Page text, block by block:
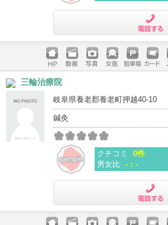
ホームペ
ージ
動画 写真 女医 駐車場
クレジッ
三輪治療院
岐阜県養老郡養老町押越40-10
鍼灸
クチコミ
0件
男女比 -：-